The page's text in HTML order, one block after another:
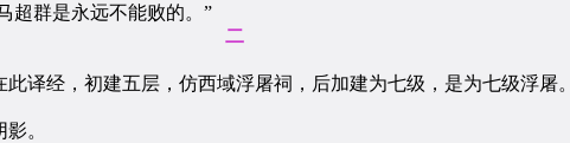
群是永远不能败的。”
二
经，初建五层，仿西域浮屠祠，后加建为七级，是为七级浮屠
。